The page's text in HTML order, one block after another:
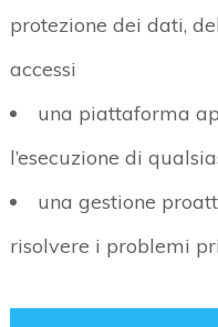
protezione dei dati,
accessi
una piattaforma
l’esecuzione di
una gestione
risolvere i problemi